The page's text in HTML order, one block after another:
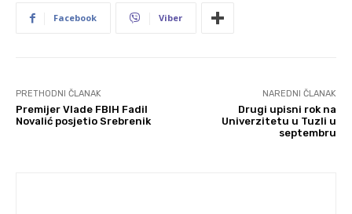
Facebook Viber
PRETHODNI ČLANAK
Premijer Vlade FBIH Fadil
Novalić posjetio Srebrenik
NAREDNI ČLANAK
Drugi upisni rok na
Univerzitetu u Tuzli u
septembru